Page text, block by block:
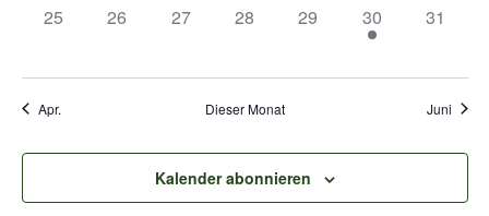
0 Veranstaltungen,
25 0 Veranstaltungen,
26 0 Veranstaltungen,
27 0 Veranstaltungen,
28 0 Veranstaltungen,
29 2
30 0
31
Apr. Dieser Monat Juni
Kalender abonnieren